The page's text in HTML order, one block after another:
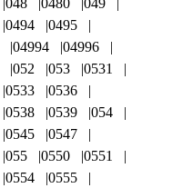
048 0480
049
0494
0495
04994
04996
052 053
0531
0533
0536
0538 0539
054
0545
0547
055 0550
0551
0554
0555